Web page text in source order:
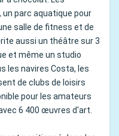
parc aquatique pour
salle de fitness et de
aussi un théâtre sur 3
et même un studio
les navires Costa, les
de clubs de loisirs
pour les amateurs
6 400 œuvres d'art.